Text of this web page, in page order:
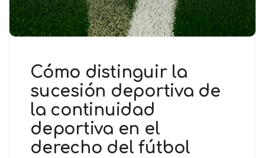
Cómo distinguir la
sucesión deportiva de
la continuidad
deportiva en el
derecho del fútbol